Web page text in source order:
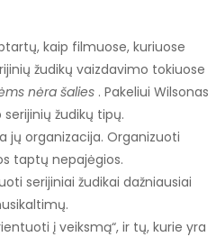
kaip filmuose, kuriuose
žudikų vaizdavimo tokiuose
nėra šalies . Pakeliui Wilsonas
žudikų tipų.
jų organizacija. Organizuoti
taptų nepajėgios.
serijiniai žudikai dažniausiai
į veiksmą“, ir tų, kurie yra